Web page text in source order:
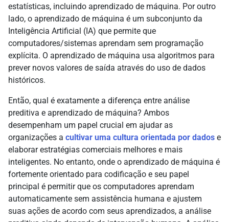
estatísticas, incluindo aprendizado de máquina. Por outro
lado, o aprendizado de máquina é um subconjunto da
Inteligência Artificial (IA) que permite que
computadores/sistemas aprendam sem programação
explícita. O aprendizado de máquina usa algoritmos para
prever novos valores de saída através do uso de dados
históricos.
Então, qual é exatamente a diferença entre análise
preditiva e aprendizado de máquina? Ambos
desempenham um papel crucial em ajudar as
organizações a cultivar uma cultura orientada por dados e
elaborar estratégias comerciais melhores e mais
inteligentes. No entanto, onde o aprendizado de máquina é
fortemente orientado para codificação e seu papel
principal é permitir que os computadores aprendam
automaticamente sem assistência humana e ajustem
suas ações de acordo com seus aprendizados, a análise